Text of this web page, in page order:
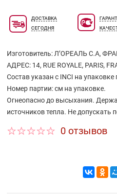
интерпретацией парфюма
Azzaro Aqua,
современных героев
чистоты и бодрости,
естественности.
изготовлена из белого
увенчана крышечкой из
Гармоничная пирамида
кедра и грейпфрута.
ДОСТАВКА
СЕГОДНЯ
Изготовитель: Л’ОРЕАЛЬ С.А,
АДРЕС: 14, RUE ROYALE, PARIS,
Состав указан с INCI на
Номер партии: см на упаковке.
Огнеопасно до высыхания.
источников тепла. Не допускать
0 отзывов